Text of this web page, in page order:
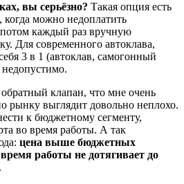
вы серьёзно? Такая опция есть
можно недоплатить
каждый раз вручную
Для современного автоклава,
3 в 1 (автоклав, самогонный
недопустимо.
клапан, что мне очень
рынку выглядит довольно неплохо.
к бюджетному сегменту,
во время работы. А так
цена выше бюджетных
работы не дотягивает до
.